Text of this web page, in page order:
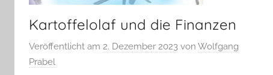
Kartoffelolaf und die Finanzen
Veröffentlicht am 2. Dezember 2023 von Wolfgang
Prabel